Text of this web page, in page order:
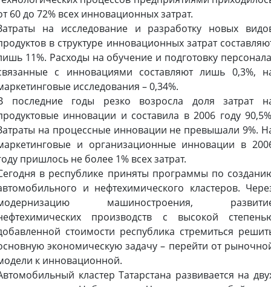
60 до 72% всех инновационных затрат.
на исследование и разработку новых
в структуре инновационных затрат
11%. Расходы на обучение и подготовку
с инновациями составляют лишь 0,3%,
исследования – 0,34%.
последние годы резко возросла доля затрат
инновации и составила в 2006 году
на процессные инновации не превышали 9%.
и организационные инновации в
пришлось не более 1% всех затрат.
в республике приняты программы по
и нефтехимического кластеров.
машиностроения,
производств с высокой
стоимости республика стремиться
экономическую задачу – перейти от
к инновационной.
кластер Татарстана развивается на